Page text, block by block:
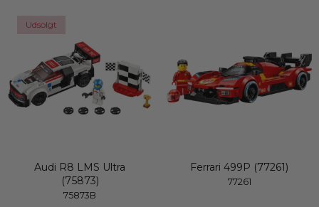
Udsolgt
Audi R8 LMS Ultra
(75873)
75873B
Ferrari 499P (77261)
77261